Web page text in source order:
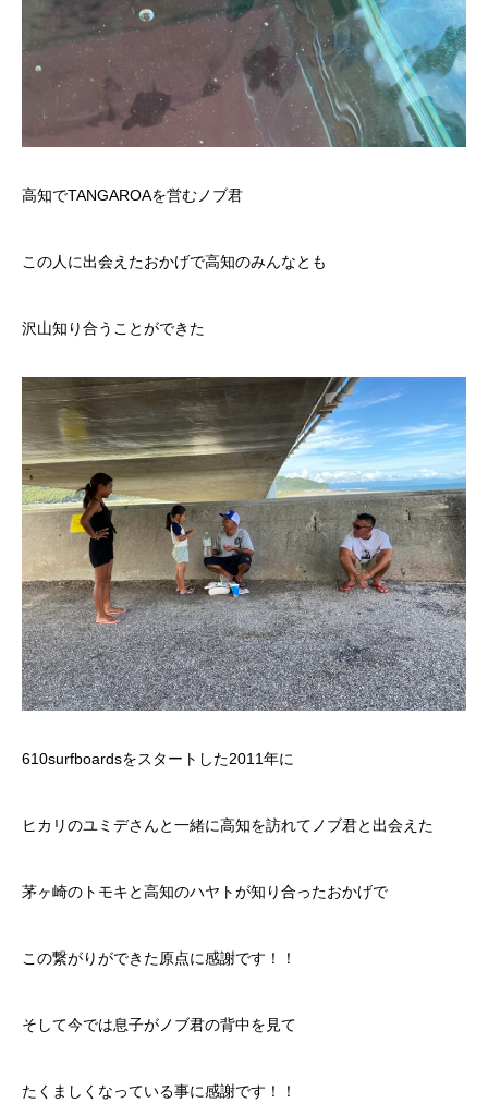
高知でTANGAROAを営むノブ君
この人に出会えたおかげで高知のみんなとも
沢山知り合うことができた
610surfboardsをスタートした2011年に
ヒカリのユミデさんと一緒に高知を訪れてノブ君と出会えた
茅ヶ崎のトモキと高知のハヤトが知り合ったおかげで
この繋がりができた原点に感謝です！！
そして今では息子がノブ君の背中を見て
たくましくなっている事に感謝です！！